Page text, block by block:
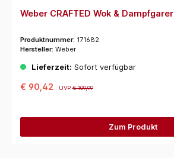
Weber CRAFTED Wok & Dampfgarer
Produktnummer: 171682
Hersteller: Weber
Lieferzeit: Sofort verfügbar
€ 90,42 UVP€ 109,99
Zum Produkt